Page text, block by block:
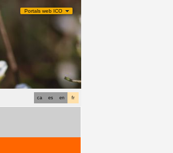
Portals web ICO
fr
en
es
ca